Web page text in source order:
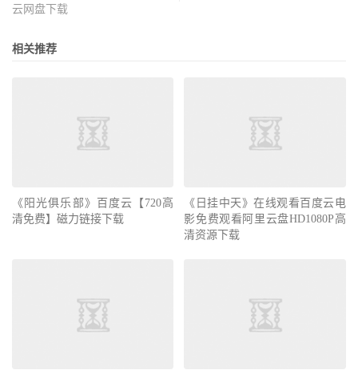
云网盘下载
相关推荐
《阳光俱乐部》百度云【720高
清免费】磁力链接下载
《日挂中天》在线观看百度云电
影免费观看阿里云盘HD1080P高
清资源下载